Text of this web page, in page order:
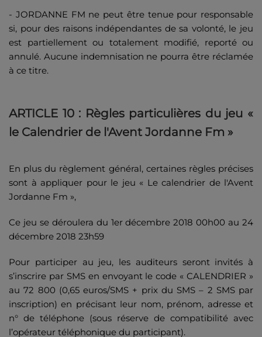
- JORDANNE FM ne peut être tenue pour responsable
si, pour des raisons indépendantes de sa volonté, le jeu
est partiellement ou totalement modifié, reporté ou
annulé. Aucune indemnisation ne pourra être réclamée
à ce titre.
ARTICLE 10 : Règles particulières du jeu «
le Calendrier de l'Avent Jordanne Fm »
En plus du règlement général, certaines règles précises
sont à appliquer pour le jeu « Le calendrier de l'Avent
Jordanne Fm »,
Ce jeu se déroulera du 1er décembre 2018 00h00 au 24
décembre 2018 23h59
Pour participer au jeu, les auditeurs seront invités à
s’inscrire par SMS en envoyant le code « CALENDRIER »
au 72 800 (0,65 euros/SMS + prix du SMS – 2 SMS par
inscription) en précisant leur nom, prénom, adresse et
n° de téléphone (sous réserve de compatibilité avec
l’opérateur téléphonique du participant).